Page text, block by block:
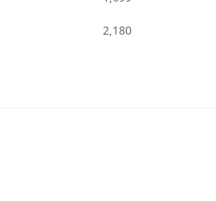
2,180